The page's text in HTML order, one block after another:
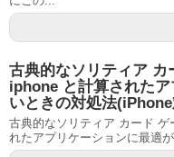
古典的なソリティア カ
iphone と計算された
いときの対処法
古典的なソリティア カード ゲ
れたアプリケーションに最適